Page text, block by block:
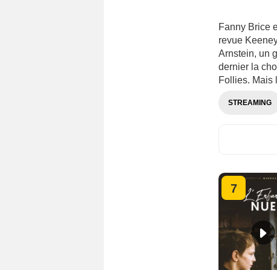
Fanny Brice
revue
Arnstein, un
dernier la
Follies. Mais
STREAMING
7